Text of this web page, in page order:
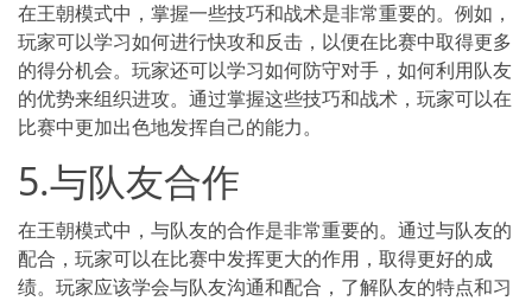
在王朝模式中，掌握一些技巧和战术是非常重要的。例如，
玩家可以学习如何进行快攻和反击，以便在比赛中取得更多
的得分机会。玩家还可以学习如何防守对手，如何利用队友
的优势来组织进攻。通过掌握这些技巧和战术，玩家可以在
比赛中更加出色地发挥自己的能力。
5.与队友合作
在王朝模式中，与队友的合作是非常重要的。通过与队友的
配合，玩家可以在比赛中发挥更大的作用，取得更好的成
绩。玩家应该学会与队友沟通和配合，了解队友的特点和习